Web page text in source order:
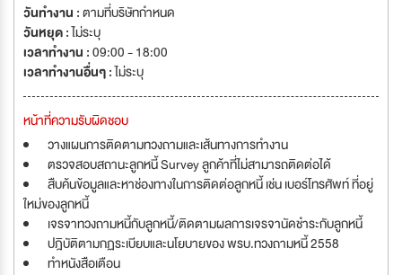
วันทำงาน :ตามที่บริษัทกำหนด
วันหยุด :ไม่ระบุ
เวลาทำงาน :09:00 - 18:00
เวลาทำงานอื่นๆ :ไม่ระบุ
หน้าที่ความรับผิดชอบ
วางแผนการติดตามทวงถามและเส้นทางการทำงาน
ตรวจสอบสถานะลูกหนี้ Survey ลูกค้าที่ไม่สามารถติดต่อได้
สืบค้นข้อมูลและหาช่องทางในการติดต่อลูกหนี้ เช่น เบอร์โทรศัพท์ ที่อยู่
ใหม่ของลูกหนี้
เจรจาทวงถามหนี้กับลูกหนี้/ติดตามผลการเจรจานัดชำระกับลูกหนี้
ปฎิบัติตามกฏระเบียบและนโยบายของ พรบ.ทวงถามหนี้ 2558
ทำหนังสือเตือน